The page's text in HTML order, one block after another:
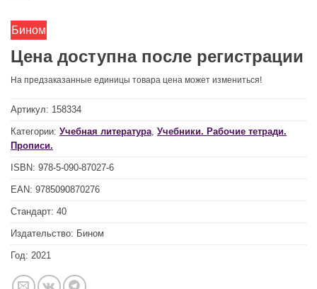
Бином
Цена доступна после регистрации
На предзаказанные единицы товара цена может измениться!
Артикул: 158334
Категории: Учебная литература Учебники. Рабочие тетради.
Прописи.
ISBN: 978-5-090-87027-6
EAN: 9785090870276
Стандарт: 40
Издательство: Бином
Год: 2021